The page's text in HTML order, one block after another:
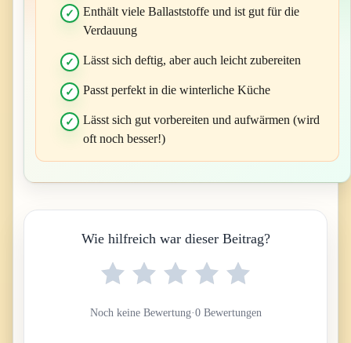
Enthält viele Ballaststoffe und ist gut für die
Verdauung
Lässt sich deftig, aber auch leicht zubereiten
Passt perfekt in die winterliche Küche
Lässt sich gut vorbereiten und aufwärmen (wird
oft noch besser!)
Wie hilfreich war dieser Beitrag?
Noch keine Bewertung·0 Bewertungen